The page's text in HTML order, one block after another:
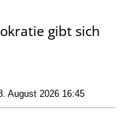
gibt sich
August 2026 16:45